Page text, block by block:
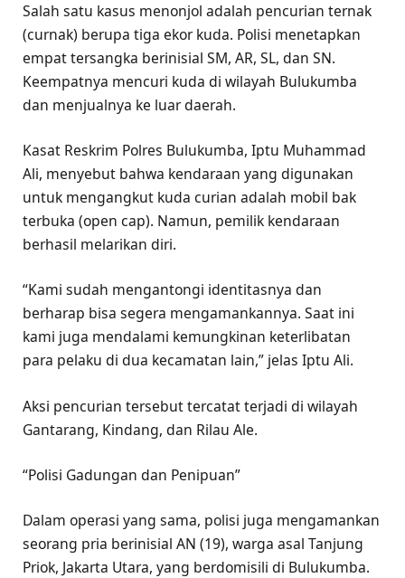
Salah satu kasus menonjol adalah pencurian ternak
(curnak) berupa tiga ekor kuda. Polisi menetapkan
empat tersangka berinisial SM, AR, SL, dan SN.
Keempatnya mencuri kuda di wilayah Bulukumba
dan menjualnya ke luar daerah.
Kasat Reskrim Polres Bulukumba, Iptu Muhammad
Ali, menyebut bahwa kendaraan yang digunakan
untuk mengangkut kuda curian adalah mobil bak
terbuka (open cap). Namun, pemilik kendaraan
berhasil melarikan diri.
“Kami sudah mengantongi identitasnya dan
berharap bisa segera mengamankannya. Saat ini
kami juga mendalami kemungkinan keterlibatan
para pelaku di dua kecamatan lain,” jelas Iptu Ali.
Aksi pencurian tersebut tercatat terjadi di wilayah
Gantarang, Kindang, dan Rilau Ale.
“Polisi Gadungan dan Penipuan”
Dalam operasi yang sama, polisi juga mengamankan
seorang pria berinisial AN (19), warga asal Tanjung
Priok, Jakarta Utara, yang berdomisili di Bulukumba.